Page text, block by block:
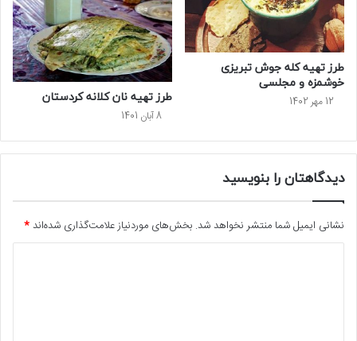
طرز تهیه کله‌ جوش تبریزی
خوشمزه و مجلسی
12 مهر 1402 طرز تهیه نان کلانه کردستان
8 آبان 1401
دیدگاهتان را بنویسید
نشانی ایمیل شما منتشر نخواهد شد. بخش‌های موردنیاز علامت‌گذاری شده‌اند*